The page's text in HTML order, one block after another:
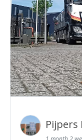
Pijpers